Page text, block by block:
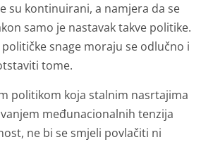
su kontinuirani, a namjera da se
samo je nastavak takve politike.
snage moraju se odlučno i
tome.
politikom koja stalnim nasrtajima
međunacionalnih tenzija
ne bi se smjeli povlačiti ni